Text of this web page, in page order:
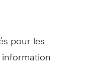
pour les